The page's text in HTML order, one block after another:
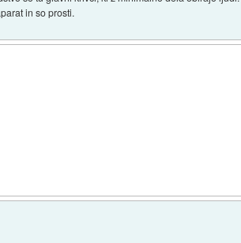
in so prosti.